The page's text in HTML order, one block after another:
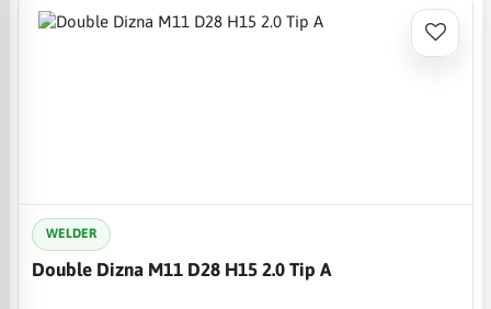
WELDER
Double Dizna M11 D28 H15 2.0 Tip A